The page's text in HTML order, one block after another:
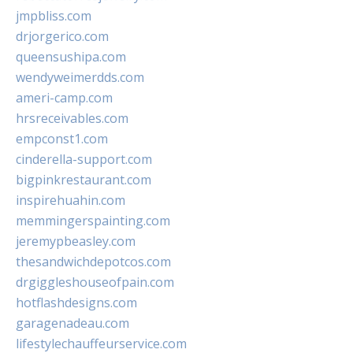
jmpbliss.com
drjorgerico.com
queensushipa.com
wendyweimerdds.com
ameri-camp.com
hrsreceivables.com
empconst1.com
cinderella-support.com
bigpinkrestaurant.com
inspirehuahin.com
memmingerspainting.com
jeremypbeasley.com
thesandwichdepotcos.com
drgiggleshouseofpain.com
hotflashdesigns.com
garagenadeau.com
lifestylechauffeurservice.com